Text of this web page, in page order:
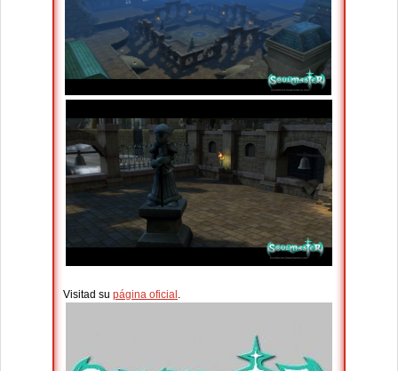
Visitad su página oficial .